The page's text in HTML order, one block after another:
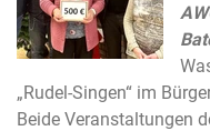
„Rudel-Singen“ im
Beide Veranstaltungen